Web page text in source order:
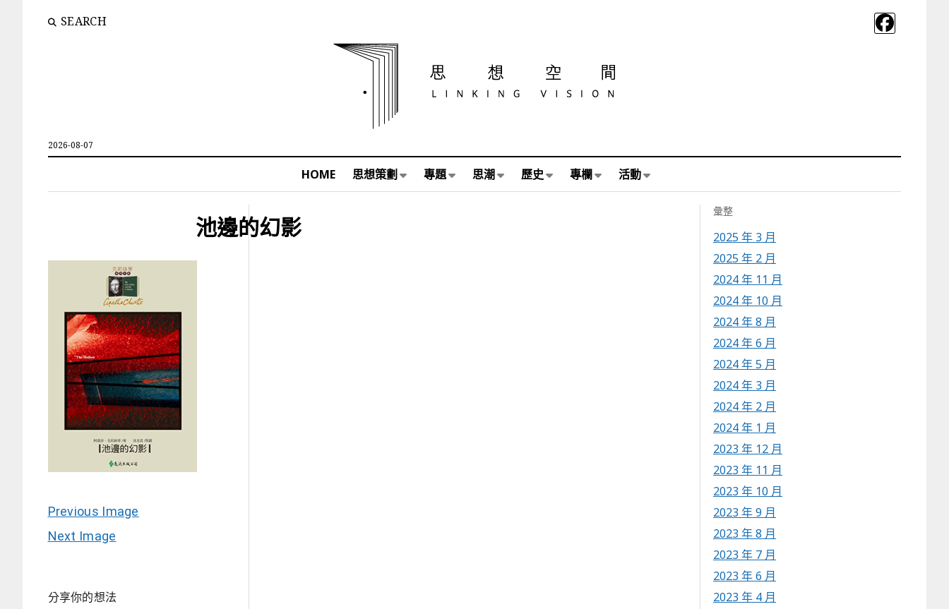
SEARCH
2026-08-07
HOME 思想策劃 專題 思潮 歷史 專欄 活動
池邊的幻影
Previous Image
Next Image
分享你的想法
彙整
2025 年 3 月
2025 年 2 月
2024 年 11 月
2024 年 10 月
2024 年 8 月
2024 年 6 月
2024 年 5 月
2024 年 3 月
2024 年 2 月
2024 年 1 月
2023 年 12 月
2023 年 11 月
2023 年 10 月
2023 年 9 月
2023 年 8 月
2023 年 7 月
2023 年 6 月
2023 年 4 月